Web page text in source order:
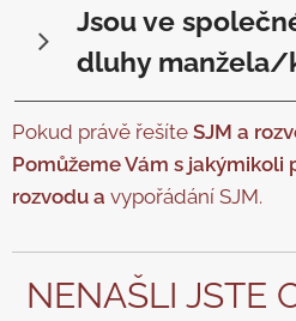
manželství.
manželů nabyl
vztahu k jeho výlučnému
Jsou ve
dluhy manžela/
ohledu na to, kdo z
při uzavírání např.
manžela/ky se lze bránit
Pokud právě řešíte SJM a
Pomůžeme Vám s
rozvodu a vypořádání SJM.
NENAŠLI JSTE